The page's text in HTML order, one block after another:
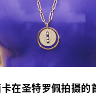
在圣特罗佩拍摄的